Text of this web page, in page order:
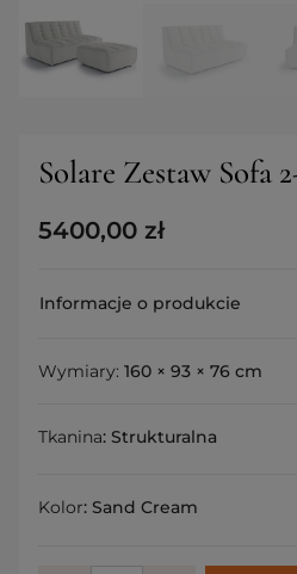
Solare Zestaw Sofa
5400,00 zł
Informacje o produkcie
Wymiary: 160 × 93 × 76 cm
Tkanina: Strukturalna
Kolor: Sand Cream